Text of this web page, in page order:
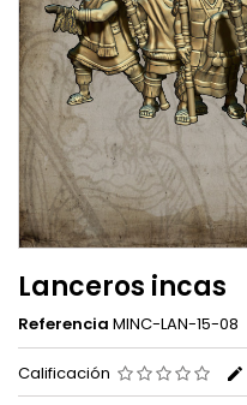
Lanceros incas
Referencia MINC-LAN-15-08
Calificación